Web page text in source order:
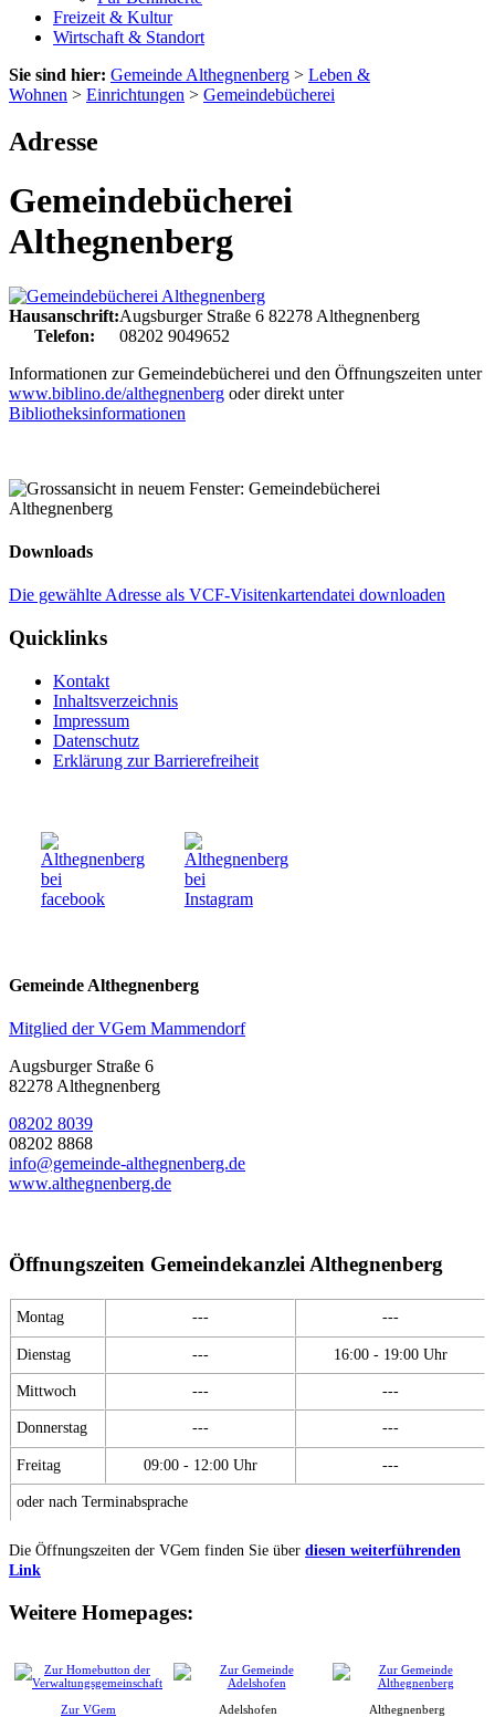
Freizeit & Kultur
Wirtschaft & Standort
Sie sind hier: Gemeinde Althegnenberg > Leben &
Wohnen > Einrichtungen > Gemeindebücherei
Adresse
Gemeindebücherei
Althegnenberg
Hausanschrift:Augsburger Straße 6 82278 Althegnenberg
Telefon:
08202 9049652
Informationen zur Gemeindebücherei und den Öffnungszeiten unter
www.biblino.de/althegnenberg oder direkt unter
Bibliotheksinformationen
Downloads
Die gewählte Adresse als VCF-Visitenkartendatei downloaden
Quicklinks
Kontakt
Inhaltsverzeichnis
Impressum
Datenschutz
Erklärung zur Barrierefreiheit
Gemeinde Althegnenberg
Mitglied der VGem Mammendorf
Augsburger Straße 6
82278 Althegnenberg
08202 8039
08202 8868
info@gemeinde-althegnenberg.de
www.althegnenberg.de
Öffnungszeiten Gemeindekanzlei Althegnenberg
Montag --- ---
Dienstag --- 16:00 - 19:00 Uhr
Mittwoch --- ---
Donnerstag --- ---
Freitag 09:00 - 12:00 Uhr ---
oder nach Terminabsprache
Die Öffnungszeiten der VGem finden Sie über diesen weiterführenden
Link
Weitere Homepages:
Zur VGem Adelshofen Althegnenberg